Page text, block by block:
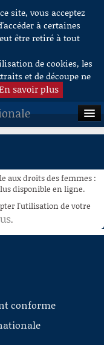
site, vous acceptez
à certaines
être retiré à tout
de cookies, les
et de découpe ne
savoir plus
aux droits des femmes :
disponible en ligne.
l'utilisation de votre
.
conforme